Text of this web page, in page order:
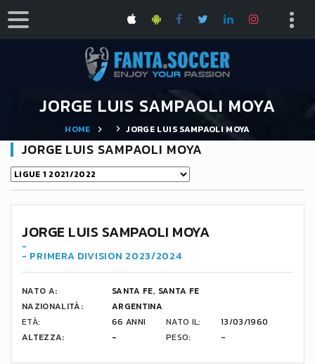
JORGE LUIS SAMPAOLI MOYA
HOME JORGE LUIS SAMPAOLI MOYA
JORGE LUIS SAMPAOLI MOYA
JORGE LUIS SAMPAOLI MOYA
-
- PRIMERA DIVISION 2023/2024
NATO A:
SANTA FE, SANTA FE
NAZIONALITÀ:
ARGENTINA
ETÀ:
66 ANNI NATO IL:
13/03/1960
ALTEZZA:
- PESO: -